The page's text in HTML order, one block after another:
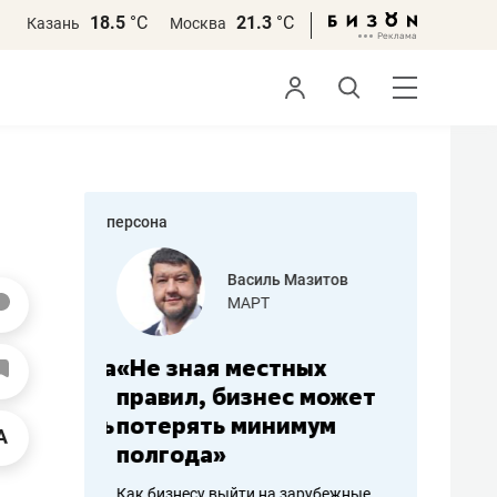
Казань 18.5 °С Москва 21.3 °С
персона
работа
Василь Мазитов
МАРТ
«Не зная местных
правил, бизнес может
потерять минимум
полгода»